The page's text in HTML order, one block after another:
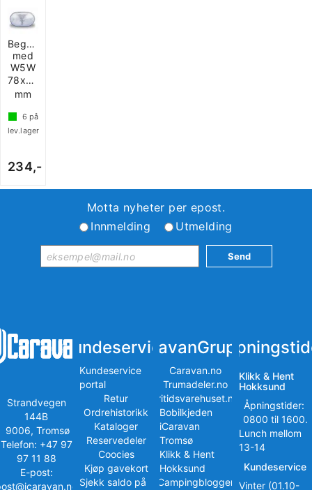
Begrensningslys
med
W5W
78x44
mm
6 på
lev.lager
234,-
Motta nyheter per epost.
Innmelding
Utmelding
Strandvegen
144B
9006, Tromsø
Telefon: +47 97
97 11 88
E-post:
Kundeservice
Kundeservice
portal
Retur
Ordrehistorikk
Kataloger
Reservedeler
Coocies
Kjøp gavekort
Sjekk saldo på
iCaravanGruppen
Caravan.no
Trumadeler.no
Fritidsvarehuset.no
Bobilkjeden
iCaravan
Tromsø
Klikk & Hent
Hokksund
iCampingbloggen
Klikk & Hent
Hokksund
Åpningstider:
0800 til 1600.
Lunch mellom
13-14
Kundeservice
Vinter (01.10-